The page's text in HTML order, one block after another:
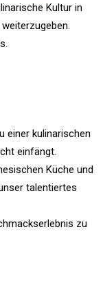
Kultur in
einer kulinarischen
einfängt.
Küche und
talentiertes
zu